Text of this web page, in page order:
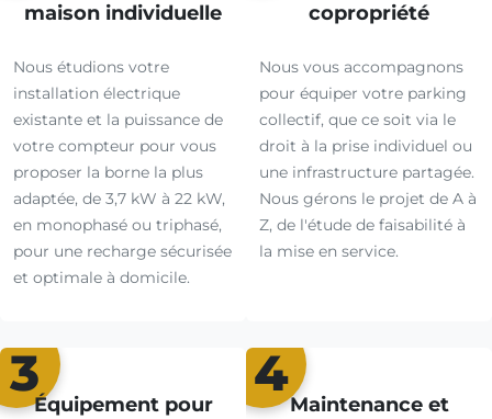
maison individuelle
Nous étudions votre
installation électrique
existante et la puissance de
votre compteur pour vous
proposer la borne la plus
adaptée, de 3,7 kW à 22 kW,
en monophasé ou triphasé,
pour une recharge sécurisée
et optimale à domicile.
copropriété
Nous vous accompagnons
pour équiper votre parking
collectif, que ce soit via le
droit à la prise individuel ou
une infrastructure partagée.
Nous gérons le projet de A à
Z, de l'étude de faisabilité à
la mise en service.
3
Équipement pour
4
Maintenance et